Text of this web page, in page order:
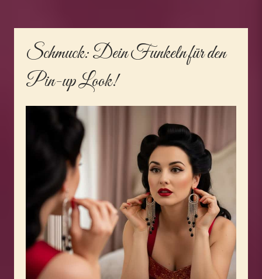
Schmuck: Dein Funkeln für den
Pin-up Look!